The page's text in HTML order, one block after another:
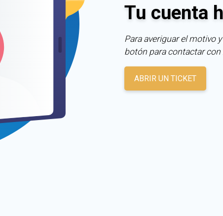
Tu cuenta
Para averiguar el motivo
botón para contactar con
ABRIR UN TICKET